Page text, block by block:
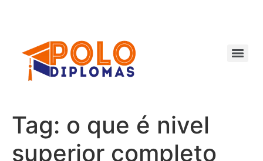
conteúdo
Tag: o que é nivel
superior completo